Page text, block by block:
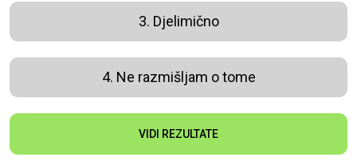
3. Djelimično
4. Ne razmišljam o tome
VIDI REZULTATE